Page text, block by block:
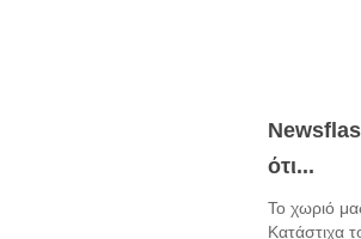
ότι...
Το χωριό
Κατάστιχα